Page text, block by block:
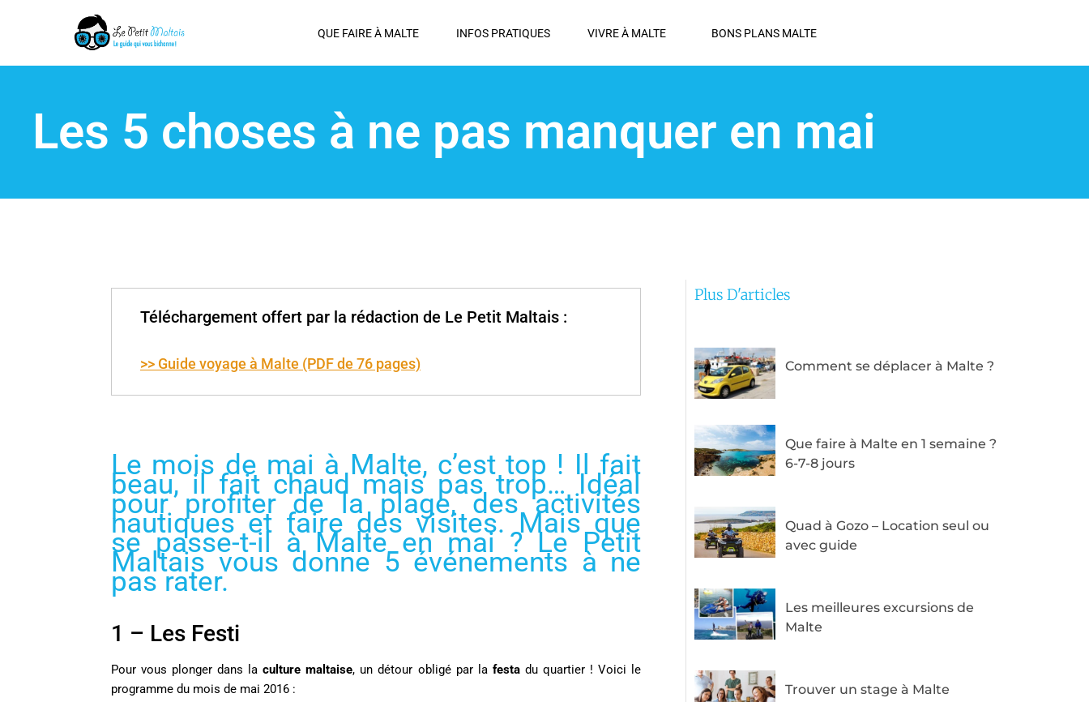
QUE FAIRE À MALTE INFOS PRATIQUES VIVRE À MALTE BONS PLANS MALTE
Les 5 choses à ne pas manquer en mai
Téléchargement offert par la rédaction de Le Petit Maltais :
>> Guide voyage à Malte (PDF de 76 pages)
Le mois de mai à Malte, c’est top ! Il fait
beau, il fait chaud mais pas trop… Idéal
pour profiter de la plage, des activités
nautiques et faire des visites. Mais que
se passe-t-il à Malte en mai ? Le Petit
Maltais vous donne 5 événements à ne
pas rater.
1 – Les Festi
Pour vous plonger dans laculture maltaise, un détour obligé par la festadu quartier ! Voici le
programme du mois de mai 2016 :
Plus D'articles
Comment se déplacer à Malte ?
Que faire à Malte en 1 semaine ?
6-7-8 jours
Quad à Gozo – Location seul ou
avec guide
Les meilleures excursions de
Malte
Trouver un stage à Malte